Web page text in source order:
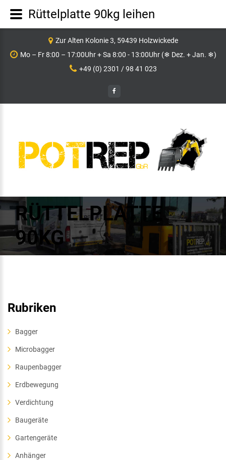
Zur Alten Kolonie 3, 59439 Holzwickede
Mo – Fr 8:00 – 17:00Uhr + Sa 8:00 - 13:00Uhr (❄ Dez. + Jan. ❄)
+49 (0) 2301 / 98 41 023
RÜTTELPLATTE
90KG
Rubriken
Bagger
Microbagger
Raupenbagger
Erdbewegung
Verdichtung
Baugeräte
Gartengeräte
Anhänger
Rüttelplatte 90kg leihen